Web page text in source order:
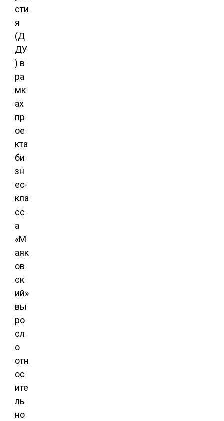
сти
я
(Д
ДУ
) в
ра
мк
ах
пр
ое
кта
би
зн
ес-
кла
сс
а
«М
аяк
ов
ск
ий»
вы
ро
сл
о
отн
ос
ите
ль
но